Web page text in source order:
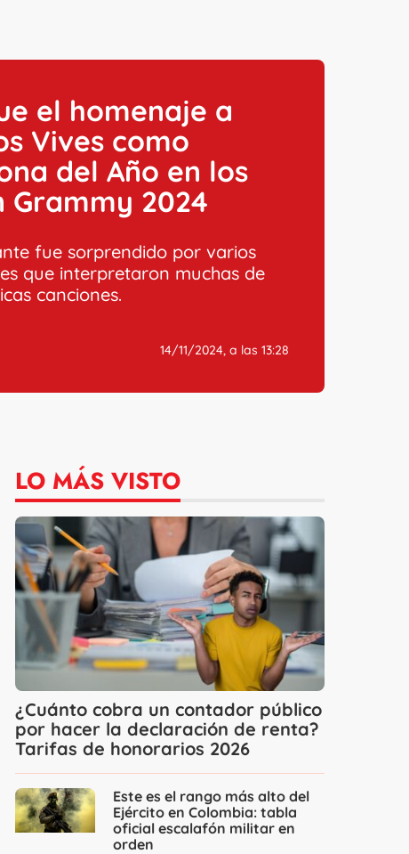
el homenaje a
Vives como
del Año en los
Grammy 2024
fue sorprendido por varios
que interpretaron muchas de
canciones.
14/11/2024, a las 13:28
LO MÁS VISTO
¿Cuánto cobra un contador público
por hacer la declaración de renta?
Tarifas de honorarios 2026
Este es el rango más alto del
Ejército en Colombia: tabla
oficial escalafón militar en
orden